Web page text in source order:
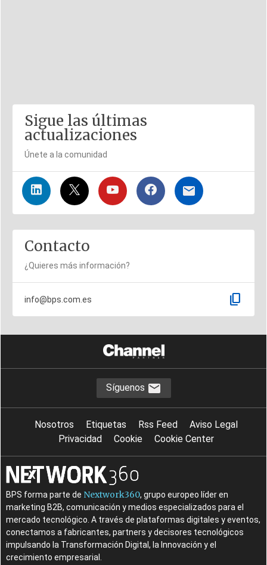
Sigue las últimas
actualizaciones
Únete a la comunidad
Contacto
¿Quieres más información?
info@bps.com.es content_copy
Síguenos
Nosotros Etiquetas Rss Feed
Aviso Legal
Privacidad
Cookie Cookie Center
BPS forma parte de Nextwork360, grupo europeo líder en
marketing B2B, comunicación y medios especializados para el
mercado tecnológico. A través de plataformas digitales y eventos,
conectamos a fabricantes, partners y decisores tecnológicos
impulsando la Transformación Digital, la Innovación y el
crecimiento empresarial.